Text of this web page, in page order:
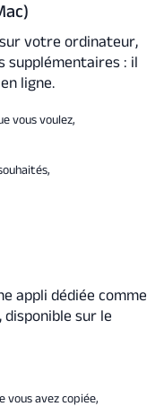
votre ordinateur,
supplémentaires : il
ligne.
vous voulez,
appli dédiée comme
disponible sur le
vous avez copiée,